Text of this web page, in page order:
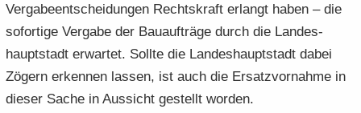
Ver­ga­be­ent­schei­dun­gen Rechts­kraft er­langt haben – die
so­for­ti­ge Ver­ga­be der Bau­auf­trä­ge durch die Lan­des­
haupt­stadt er­war­tet. Soll­te die Lan­des­haupt­stadt dabei
Zö­gern er­ken­nen las­sen, ist auch die Er­satz­vor­nah­me in
die­ser Sache in Aus­sicht ge­stellt wor­den.